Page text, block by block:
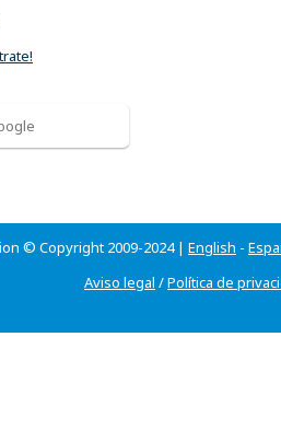
© Copyright 2009-2024 | English -
Aviso legal /Política de